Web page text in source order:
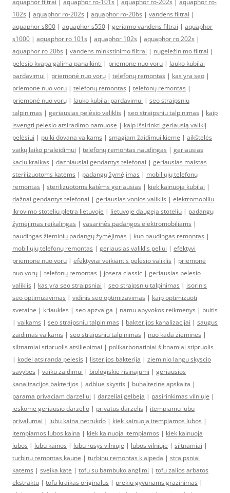
aquaphor filtrai | aquaphor ro-101s | aquaphor ro-202s | aquaphor ro-
102s | aquaphor ro-202s | aquaphor ro-206s | vandens filtrai |
aquaphor s800 | aquaphor s550 | geriamo vandens filtrai | aquaphor
s1000 | aquaphor ro 101s | aquaphor 102s | aquaphor ro 202s |
aquaphor ro 206s | vandens minkstinimo filtrai | nugeležinimo filtrai |
pelesio kvapa galima panaikinti | priemone nuo voru | lauko kubilai
pardavimui | priemonė nuo vorų | telefonų remontas | kas yra seo |
priemone nuo voru | telefonų remontas | telefonų remontas |
priemonė nuo vorų | lauko kubilai pardavimui | seo straipsniu
talpinimas | geriausias pelėsio valiklis | seo straipsniu talpinimas | kaip
isvengti pelesio atsiradimo namuose | kaip išsirinkti geriausią valiklį
pelėsiui | puiki dovana vaikams | smagiam žaidimui kieme | aikštelės
vaikų laiko praleidimui | telefonų remontas naudingas | geriausias
kaciu kraikas | dazniausiai gendantys telefonai | geriausias maistas
sterilizuotoms katėms | padangų žymėjimas | mobiliųjų telefonų
remontas | sterilizuotoms katėms geriausias | kiek kainuoja kubilai |
dažnai gendantys telefonai | geriausias vonios valiklis | elektromobiliu
ikrovimo stoteliu pletra lietuvoje | lietuvoje daugeja stoteliu | padangų
žymėjimas reikalingas | vasarinės padangos elektromobiliams |
naudingas žieminių padangų žymėjimas | kuo naudingas remontas |
mobiliųjų telefonų remontas | geriausias valiklis peliui | efektyvi
priemone nuo voru | efektyviai veikiantis pelėsio valiklis | priemonė
nuo vorų | telefonų remontas | josera classic | geriausias pelesio
valiklis | kas yra seo straipsniai | seo straipsniu talpinimas | isorinis
seo optimizavimas | vidinis seo optimizavimas | kaip optimizuoti
svetaine | kriaukles | seo apzvalga | namu apyvokos reikmenys | buitis
| vaikams | seo straipsniu talpinimas | bakterijos kanalizacijai | saugus
zaidimas vaikams | seo straipsniu talpinimas | nuo kada ziemines |
siltnamiai stipruolis atsiliepimai | polikarbonatiniai šiltnamiai stipruolis
| kodel atsiranda pelesis | listerijos bakterija | zieminio langu skyscio
savybes | vaiku zaidimui | bioloģiskie risinājumi | geriausios
kanalizacijos bakterijos | adblue skystis | buhalterine apskaita |
parama privaciam darzeliui | darzeliai gelbeja | pasirinkimas vilniuje |
ieskome geriausio darzelio | privatus darzelis | itempiamu lubu
privalumai | lubu kaina netrukdo | kiek kainuoja itempiamos lubos |
itempiamos lubos kaina | kiek kainuoja itempiamos | kiek kainuoja
lubos | lubu kainos | lubu rusys vilniuje | lubos vilniuje | siltnamiai |
turbinu remontas kaune | turbinu remontas klaipeda | straipsniai
katems | sveika kate | tofu su bambuko anglimi | tofu zalios arbatos
ekstraktu | tofu kraikas originalus | prekiu gyvunams grazinimas |